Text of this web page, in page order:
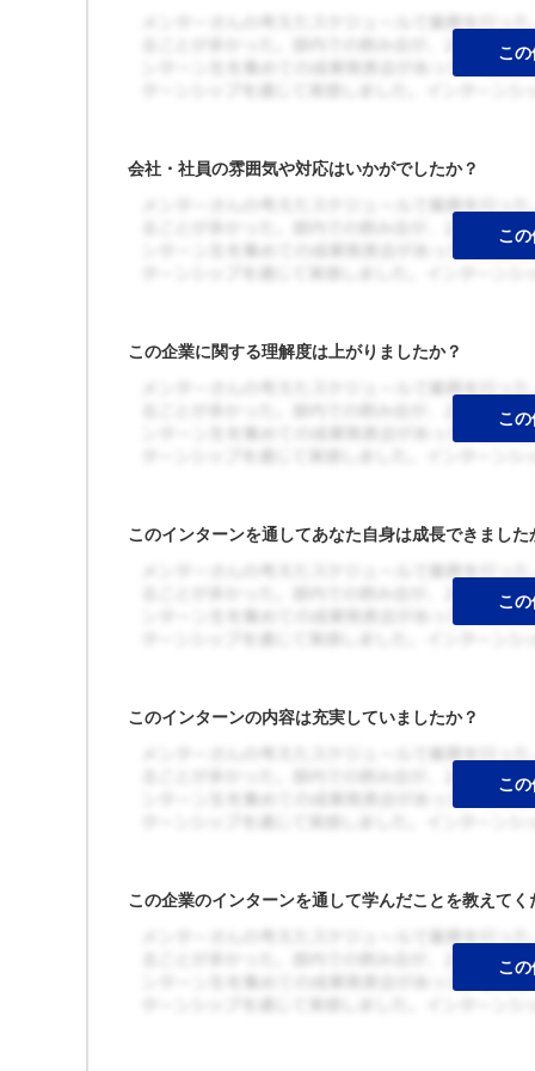
会社・社員の雰囲気や対応はいかがでしたか？
この企業に関する理解度は上がりましたか？
このインターンを通してあなた自身は成長できました
このインターンの内容は充実していましたか？
この企業のインターンを通して学んだことを教えてく